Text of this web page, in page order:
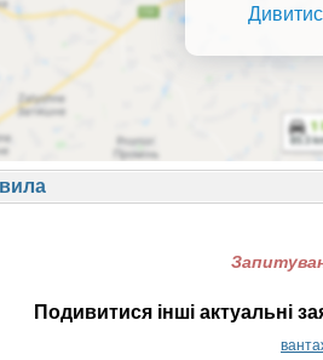
Подивитися інші актуальні